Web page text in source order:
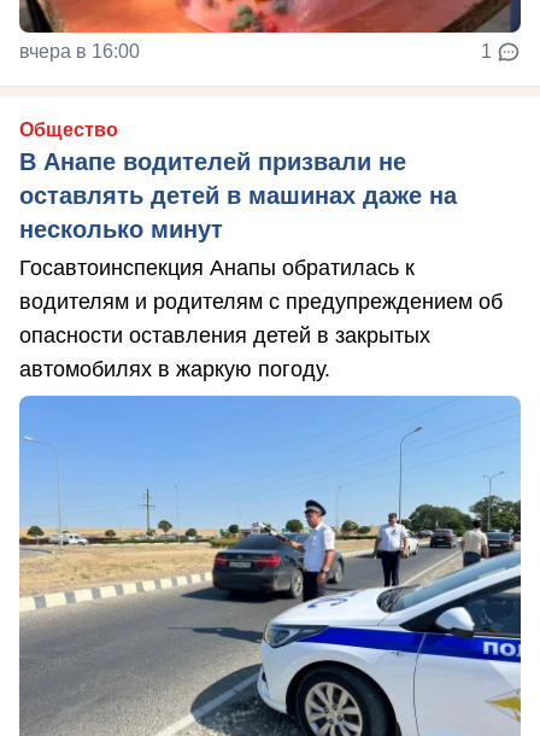
вчера в 16:00 1
Общество
В Анапе водителей призвали не
оставлять детей в машинах даже на
несколько минут
Госавтоинспекция Анапы обратилась к
водителям и родителям с предупреждением об
опасности оставления детей в закрытых
автомобилях в жаркую погоду.